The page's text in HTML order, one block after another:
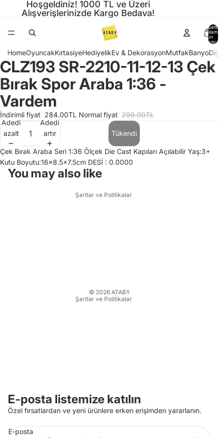
Hoşgeldiniz! 1000 TL ve Üzeri
Alışverişlerinizde Kargo Bedava!
toplam
ürün
sayısı:
HomeOyuncakKırtasiyeHediyelikEv & DekorasyonMutfakBanyo
Görseli
tam
ekranda
aç
Görseli
tam
ekranda
aç
Görseli
tam
ekranda
aç
Görseli
tam
ekranda
aç
CLZ193 SR-2210-11-12-13 Çek
Bırak Spor Araba 1:36 -
Vardem
İndirimli fiyat 284.00TL Normal fiyat 299.00TL
Adedi
azalt
Adedi
artır
Tükendi
Çek Bırak Araba Seri 1:36 Ölçek Die Cast Kapıları Açılabilir Yaş:3+
Kutu Boyutu:16x8.5x7.5cm DESİ : 0.0000
You may also like
Şartlar ve Politikalar
Gizlilik politikası
Hizmet şartları
Para iade politikası
Kargo politikası
İletişim bilgileri
Yasal bildirim
© 2026 ATABY
Şartlar ve Politikalar
E-posta listemize katılın
Özel fırsatlardan ve yeni ürünlere erken erişimden yararlanın.
E-posta